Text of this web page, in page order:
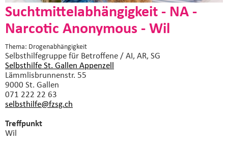
Suchtmittelabhängigkeit - NA -
Narcotic Anonymous - Wil
Thema: Drogenabhängigkeit
Selbsthilfegruppefür Betroffene / AI, AR, SG
Selbsthilfe St. Gallen Appenzell
Lämmlisbrunnenstr. 55
9000 St. Gallen
071 222 22 63
selbsthilfe@fzsg.ch
Treffpunkt
Wil